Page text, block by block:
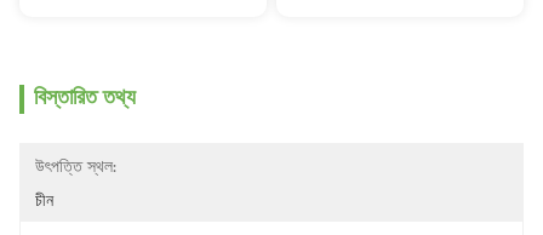
বিস্তারিত তথ্য
উৎপত্তি স্থল:
চীন